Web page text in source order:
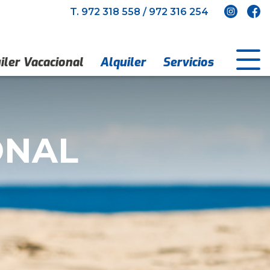
T. 972 318 558 / 972 316 254
Vacacional Alquiler Servicios